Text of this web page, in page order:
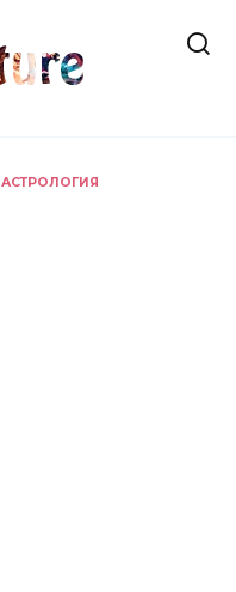
АСТРОЛОГИЯ